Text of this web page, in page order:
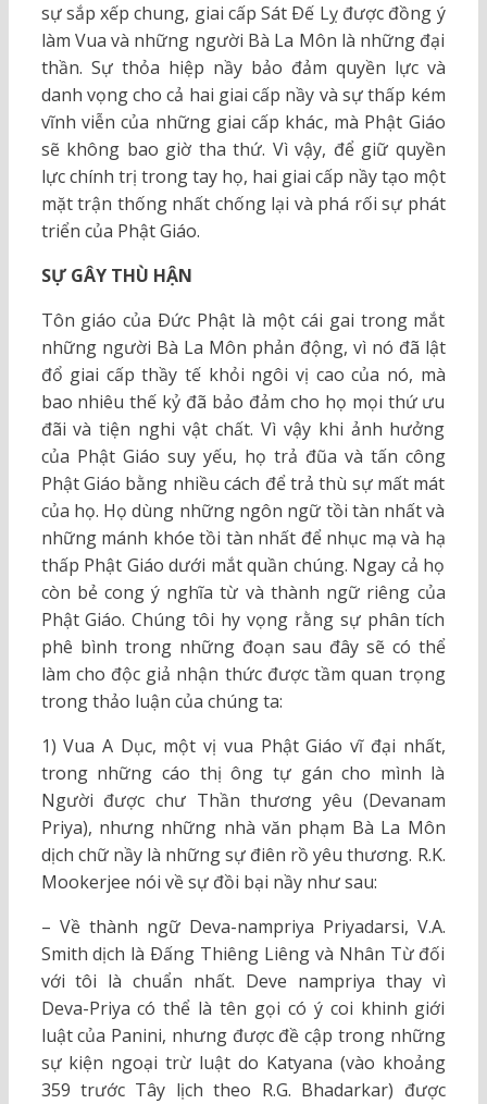
sự sắp xếp chung, giai cấp Sát Ðế Lỵ được đồng ý
làm Vua và những người Bà La Môn là những đại
thần. Sự thỏa hiệp nầy bảo đảm quyền lực và
danh vọng cho cả hai giai cấp nầy và sự thấp kém
vĩnh viễn của những giai cấp khác, mà Phật Giáo
sẽ không bao giờ tha thứ. Vì vậy, để giữ quyền
lực chính trị trong tay họ, hai giai cấp nầy tạo một
mặt trận thống nhất chống lại và phá rối sự phát
triển của Phật Giáo.
SỰ GÂY THÙ HẬN
Tôn giáo của Ðức Phật là một cái gai trong mắt
những người Bà La Môn phản động, vì nó đã lật
đổ giai cấp thầy tế khỏi ngôi vị cao của nó, mà
bao nhiêu thế kỷ đã bảo đảm cho họ mọi thứ ưu
đãi và tiện nghi vật chất. Vì vậy khi ảnh hưởng
của Phật Giáo suy yếu, họ trả đũa và tấn công
Phật Giáo bằng nhiều cách để trả thù sự mất mát
của họ. Họ dùng những ngôn ngữ tồi tàn nhất và
những mánh khóe tồi tàn nhất để nhục mạ và hạ
thấp Phật Giáo dưới mắt quần chúng. Ngay cả họ
còn bẻ cong ý nghĩa từ và thành ngữ riêng của
Phật Giáo. Chúng tôi hy vọng rằng sự phân tích
phê bình trong những đoạn sau đây sẽ có thể
làm cho độc giả nhận thức được tầm quan trọng
trong thảo luận của chúng ta:
1) Vua A Dục, một vị vua Phật Giáo vĩ đại nhất,
trong những cáo thị ông tự gán cho mình là
Người được chư Thần thương yêu (Devanam
Priya), nhưng những nhà văn phạm Bà La Môn
dịch chữ nầy là những sự điên rồ yêu thương. R.K.
Mookerjee nói về sự đồi bại nầy như sau:
– Về thành ngữ Deva-nampriya Priyadarsi, V.A.
Smith dịch là Ðấng Thiêng Liêng và Nhân Từ đối
với tôi là chuẩn nhất. Deve nampriya thay vì
Deva-Priya có thể là tên gọi có ý coi khinh giới
luật của Panini, nhưng được đề cập trong những
sự kiện ngoại trừ luật do Katyana (vào khoảng
359 trước Tây lịch theo R.G. Bhadarkar) được